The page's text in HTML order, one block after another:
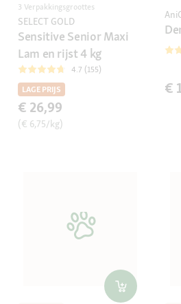
3 Verpakkingsgroottes
SELECT GOLD
Sensitive Senior Maxi
Lam en rijst 4 kg
4.7 (155)
LAGE PRIJS
€ 26,99
(€ 6,75/kg)
€